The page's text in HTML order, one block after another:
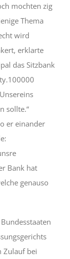
mochten zig
Thema
wird
erklarte
das Sitzbank
sollte.“
er einander
Bank hat
genauso
Zulauf bei